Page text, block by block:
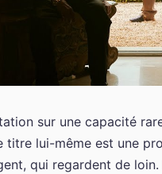
sur une capacité
lui-même est une
qui regardent de